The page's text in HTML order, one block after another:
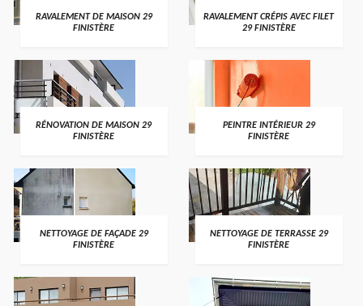
RAVALEMENT DE MAISON 29
FINISTÈRE
RAVALEMENT CRÉPIS AVEC FILET
29 FINISTÈRE
RÉNOVATION DE MAISON 29
FINISTÈRE
PEINTRE INTÉRIEUR 29
FINISTÈRE
NETTOYAGE DE FAÇADE 29
FINISTÈRE
NETTOYAGE DE TERRASSE 29
FINISTÈRE